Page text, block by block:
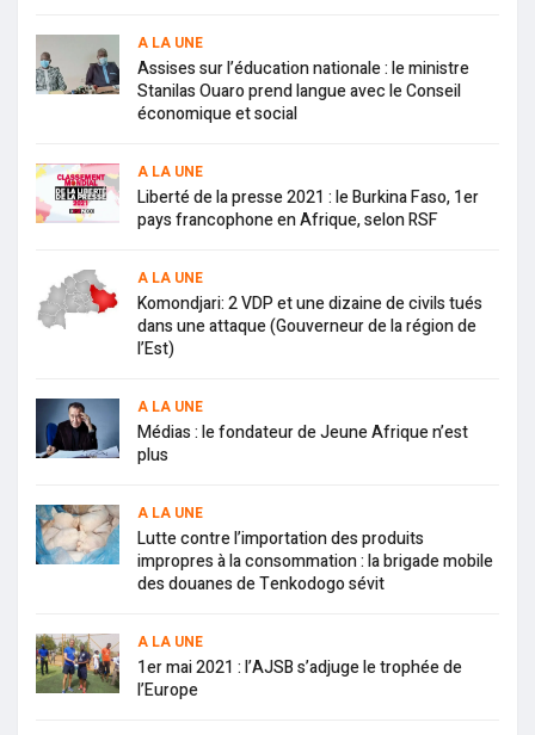
A LA UNE
Assises sur l’éducation nationale : le ministre
Stanilas Ouaro prend langue avec le Conseil
économique et social
A LA UNE
Liberté de la presse 2021 : le Burkina Faso, 1er
pays francophone en Afrique, selon RSF
A LA UNE
Komondjari: 2 VDP et une dizaine de civils tués
dans une attaque (Gouverneur de la région de
l’Est)
A LA UNE
Médias : le fondateur de Jeune Afrique n’est
plus
A LA UNE
Lutte contre l’importation des produits
impropres à la consommation : la brigade mobile
des douanes de Tenkodogo sévit
A LA UNE
1er mai 2021 : l’AJSB s’adjuge le trophée de
l’Europe